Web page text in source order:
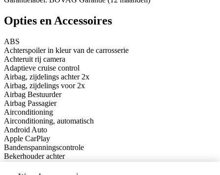
Opties en Accessoires
ABS
Achterspoiler in kleur van de carrosserie
Achteruit rij camera
Adaptieve cruise control
Airbag, zijdelings achter 2x
Airbag, zijdelings voor 2x
Airbag Bestuurder
Airbag Passagier
Airconditioning
Airconditioning, automatisch
Android Auto
Apple CarPlay
Bandenspanningscontrole
Bekerhouder achter